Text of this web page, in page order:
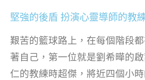
堅強的後盾 扮演心靈導師的教
艱苦的籃球路上，在每個階段都
著自己，第一位就是劉希曄的
仁的教練時超傑，將近四個小